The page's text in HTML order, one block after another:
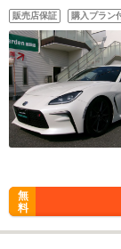
ックカメラ
トヒーター 社外
販売店保証 購入プラン
無
料